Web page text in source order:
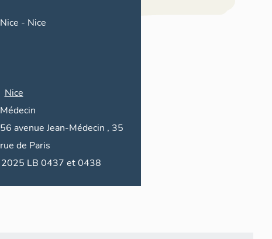
Nice - Nice
Nice
Médecin
56 avenueJean-Médecin
, 35
rue de Paris
2025 LB 0437 et 0438